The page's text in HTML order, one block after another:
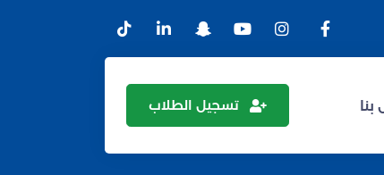
تسجيل الطلاب